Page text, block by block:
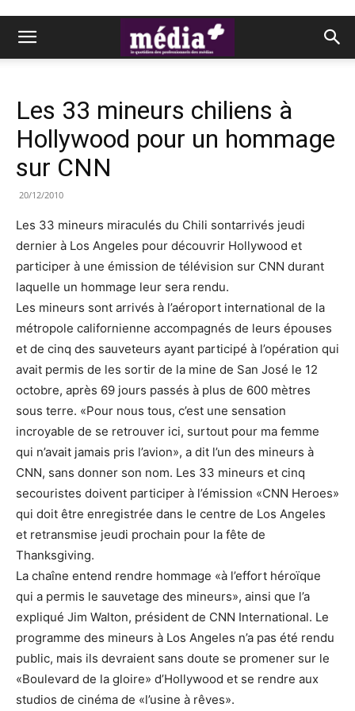
Les 33 mineurs chiliens à
Hollywood pour un hommage
sur CNN
20/12/2010
Les 33 mineurs miraculés du Chili sontarrivés jeudi
dernier à Los Angeles pour découvrir Hollywood et
participer à une émission de télévision sur CNN durant
laquelle un hommage leur sera rendu.
Les mineurs sont arrivés à l’aéroport international de la
métropole californienne accompagnés de leurs épouses
et de cinq des sauveteurs ayant participé à l’opération qui
avait permis de les sortir de la mine de San José le 12
octobre, après 69 jours passés à plus de 600 mètres
sous terre. «Pour nous tous, c’est une sensation
incroyable de se retrouver ici, surtout pour ma femme
qui n’avait jamais pris l’avion», a dit l’un des mineurs à
CNN, sans donner son nom. Les 33 mineurs et cinq
secouristes doivent participer à l’émission «CNN Heroes»
qui doit être enregistrée dans le centre de Los Angeles
et retransmise jeudi prochain pour la fête de
Thanksgiving.
La chaîne entend rendre hommage «à l’effort héroïque
qui a permis le sauvetage des mineurs», ainsi que l’a
expliqué Jim Walton, président de CNN International. Le
programme des mineurs à Los Angeles n’a pas été rendu
public, mais ils devraient sans doute se promener sur le
«Boulevard de la gloire» d’Hollywood et se rendre aux
studios de cinéma de «l’usine à rêves».